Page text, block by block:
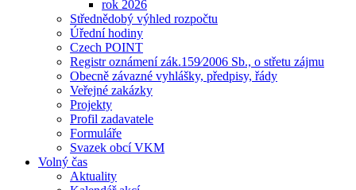
rok 2026
Střednědobý výhled rozpočtu
Úřední hodiny
Czech POINT
Registr oznámení zák.159⁄2006 Sb., o střetu zájmu
Obecně závazné vyhlášky, předpisy, řády
Veřejné zakázky
Projekty
Profil zadavatele
Formuláře
Svazek obcí VKM
Volný čas
Aktuality